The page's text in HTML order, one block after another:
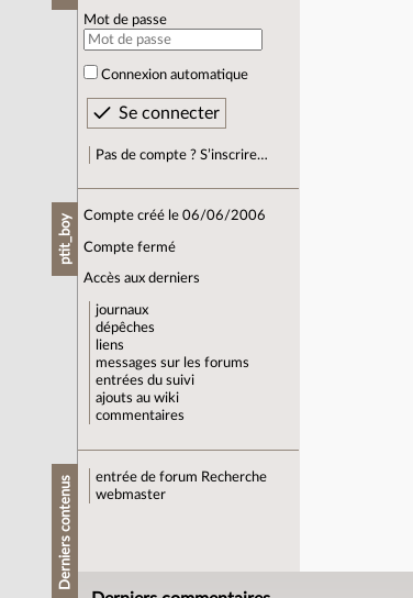
Mot de passe
Connexion automatique
Pas de compte ? S’inscrire…
ptit_boy Compte créé le 06/06/2006
Compte fermé
Accès aux derniers
journaux
dépêches
liens
messages sur les forums
entrées du suivi
ajouts au wiki
commentaires
Derniers contenus entrée de forum Recherche
webmaster